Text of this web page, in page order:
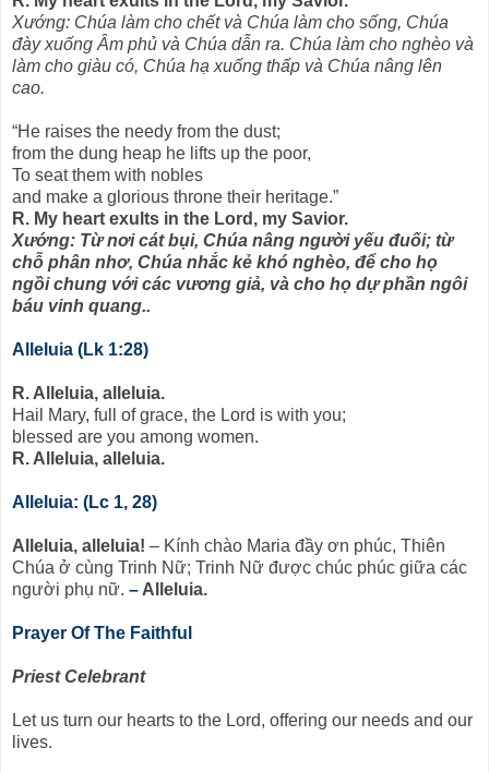
Xướng: Chúa làm cho chết và Chúa làm cho sống, Chúa
đày xuống Âm phủ và Chúa dẫn ra. Chúa làm cho nghèo và
làm cho giàu có, Chúa hạ xuống thấp và Chúa nâng lên
cao.
“He raises the needy from the dust;
from the dung heap he lifts up the poor,
To seat them with nobles
and make a glorious throne their heritage.”
R. My heart exults in the Lord, my Savior.
Xướng: Từ nơi cát bụi, Chúa nâng người yếu đuối; từ
chỗ phân nhơ, Chúa nhắc kẻ khó nghèo, để cho họ
ngồi chung với các vương giả, và cho họ dự phần ngôi
báu vinh quang..
Alleluia (Lk 1:28)
R. Alleluia, alleluia.
Hail Mary, full of grace, the Lord is with you;
blessed are you among women.
R. Alleluia, alleluia.
Alleluia: (Lc 1, 28)
Alleluia, alleluia! – Kính chào Maria đầy ơn phúc, Thiên
Chúa ở cùng Trinh Nữ; Trinh Nữ được chúc phúc giữa các
người phụ nữ. –Alleluia.
Prayer Of The Faithful
Priest Celebrant
Let us turn our hearts to the Lord, offering our needs and our
lives.